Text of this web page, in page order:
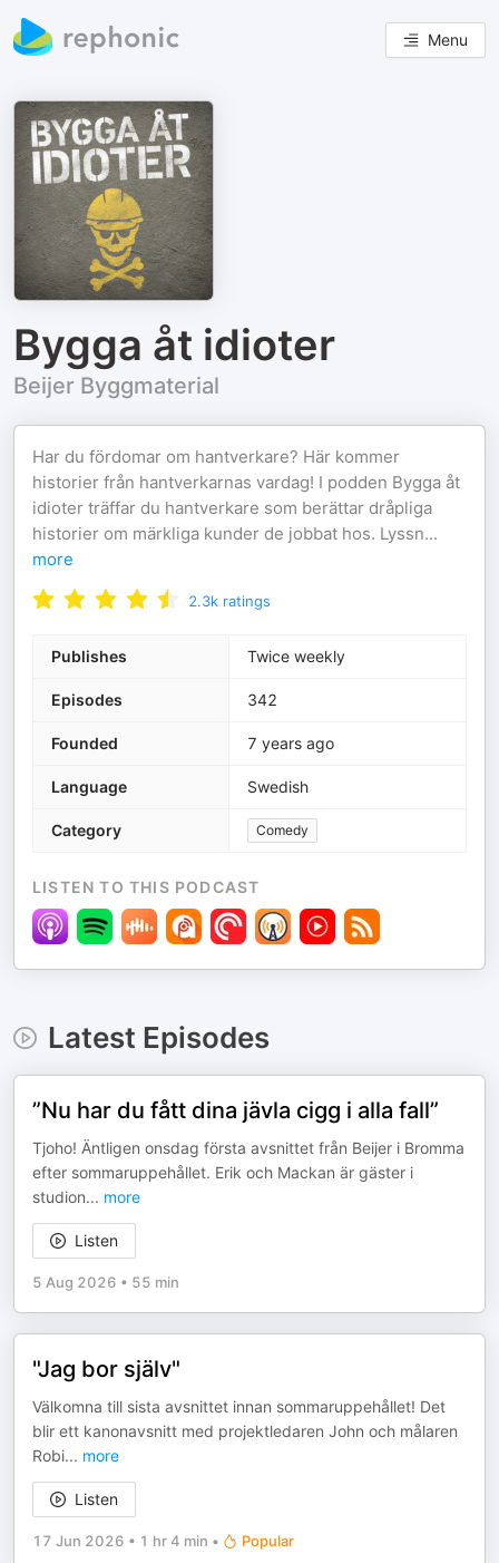
Menu
Bygga åt idioter
Beijer Byggmaterial
Har du fördomar om hantverkare? Här kommer
historier från hantverkarnas vardag! I podden Bygga åt
idioter träffar du hantverkare som berättar dråpliga
historier om märkliga kunder de jobbat hos. Lyssn...
more
2.3k ratings
Publishes Twice weekly
Episodes 342
Founded 7 years ago
Language Swedish
Category Comedy
LISTEN TO THIS PODCAST
Latest Episodes
”Nu har du fått dina jävla cigg i alla fall”
Tjoho! Äntligen onsdag första avsnittet från Beijer i Bromma
efter sommaruppehållet. Erik och Mackan är gäster i
studion... more
Listen
5 Aug 2026 • 55 min
"Jag bor själv"
Välkomna till sista avsnittet innan sommaruppehållet! Det
blir ett kanonavsnitt med projektledaren John och målaren
Robi... more
Listen
17 Jun 2026 • 1 hr 4 min • Popular